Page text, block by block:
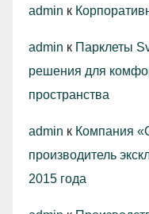
admin к
admin к Парклеты
решения для
пространства
admin к Компания
производитель
2015 года